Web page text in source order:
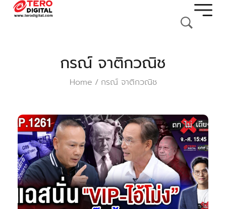
กรณ์ จาติกวณิช
Home / กรณ์ จาติกวณิช